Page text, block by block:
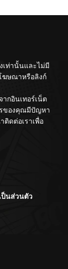
เท่านั้นและไม่มี
ฆษณาหรือลิงก์
กอินเทอร์เน็ต
รของคุณมีปัญหา
ติดต่อเราเพื่อ
ป็นส่วนตัว